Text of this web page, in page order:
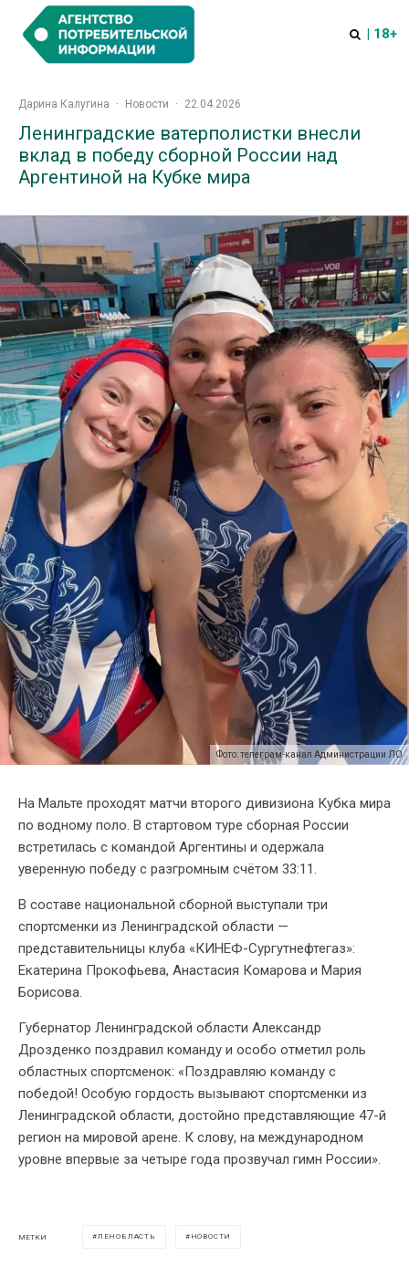
| 18+
Дарина Калугина · Новости · 22.04.2026
Ленинградские ватерполистки внесли
вклад в победу сборной России над
Аргентиной на Кубке мира
Фото: телеграм-канал Администрации ЛО
На Мальте проходят матчи второго дивизиона Кубка мира
по водному поло. В стартовом туре сборная России
встретилась с командой Аргентины и одержала
уверенную победу с разгромным счётом 33:11.
В составе национальной сборной выступали три
спортсменки из Ленинградской области —
представительницы клуба «КИНЕФ-Сургутнефтегаз»:
Екатерина Прокофьева, Анастасия Комарова и Мария
Борисова.
Губернатор Ленинградской области Александр
Дрозденко поздравил команду и особо отметил роль
областных спортсменок: «Поздравляю команду с
победой! Особую гордость вызывают спортсменки из
Ленинградской области, достойно представляющие 47-й
регион на мировой арене. К слову, на международном
уровне впервые за четыре года прозвучал гимн России».
МЕТКИ ЛЕНОБЛАСТЬ НОВОСТИ